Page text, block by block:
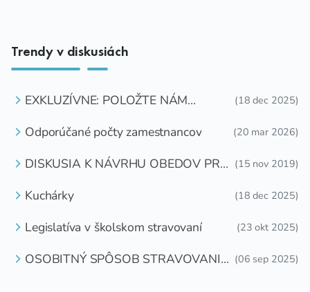
Trendy v diskusiách
EXKLUZÍVNE: POLOŽTE NÁM
(18 dec 2025)
Odporúčané počty zamestnancov (20 mar 2026)
DISKUSIA K NÁVRHU OBEDOV PRE
(15 nov 2019)
Kuchárky (18 dec 2025)
Legislatíva v školskom stravovaní (23 okt 2025)
OSOBITNÝ SPÔSOB STRAVOVANIA (06 sep 2025)